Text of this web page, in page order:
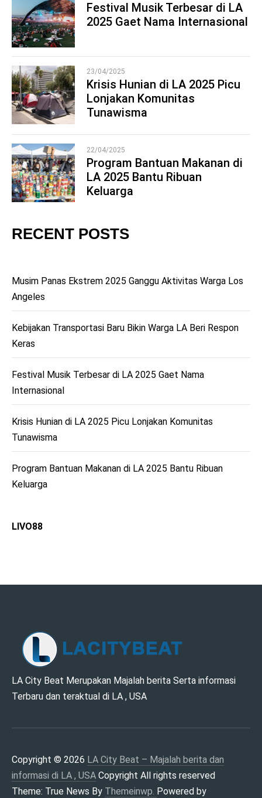
3
Festival Musik Terbesar di LA
2025 Gaet Nama Internasional
4
23/04/2025
Krisis Hunian di LA 2025 Picu
Lonjakan Komunitas
Tunawisma
5
22/04/2025
Program Bantuan Makanan di
LA 2025 Bantu Ribuan
Keluarga
RECENT POSTS
Musim Panas Ekstrem 2025 Ganggu Aktivitas Warga Los
Angeles
Kebijakan Transportasi Baru Bikin Warga LA Beri Respon
Keras
Festival Musik Terbesar di LA 2025 Gaet Nama
Internasional
Krisis Hunian di LA 2025 Picu Lonjakan Komunitas
Tunawisma
Program Bantuan Makanan di LA 2025 Bantu Ribuan
Keluarga
LIVO88
LA CITY BEAT –
DAN INFORMASI DI
LA , USA
LA City Beat Merupakan Majalah berita Serta informasi
Terbaru dan teraktual di LA , USA
Copyright © 2026 LA City Beat – Majalah berita dan
informasi di LA , USA Copyright All rights reserved
Theme: True News By Themeinwp. Powered by